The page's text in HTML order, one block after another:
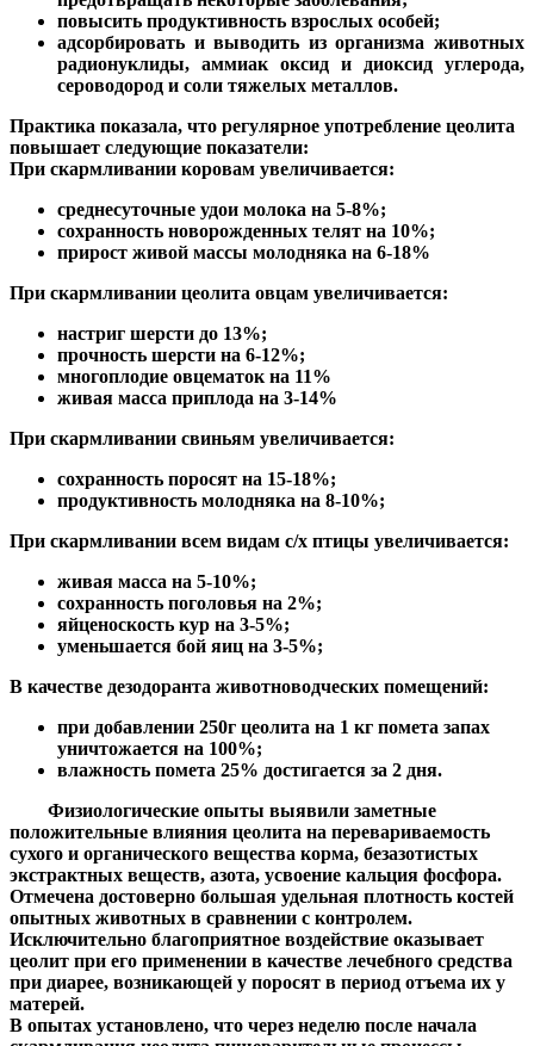
повысить продуктивность взрослых особей;
адсорбировать и выводить из организма животных
радионуклиды, аммиак оксид и диоксид углерода,
сероводород и соли тяжелых металлов.
Практика показала, что регулярное употребление цеолита
повышает следующие показатели:
При скармливании коровам увеличивается:
среднесуточные удои молока на 5-8%;
сохранность новорожденных телят на 10%;
прирост живой массы молодняка на 6-18%
При скармливании цеолита овцам увеличивается:
настриг шерсти до 13%;
прочность шерсти на 6-12%;
многоплодие овцематок на 11%
живая масса приплода на 3-14%
При скармливании свиньям увеличивается:
сохранность поросят на 15-18%;
продуктивность молодняка на 8-10%;
При скармливании всем видам с/х птицы увеличивается:
живая масса на 5-10%;
сохранность поголовья на 2%;
яйценоскость кур на 3-5%;
уменьшается бой яиц на 3-5%;
В качестве дезодоранта животноводческих помещений:
при добавлении 250г цеолита на 1 кг помета запах
уничтожается на 100%;
влажность помета 25% достигается за 2 дня.
Физиологические опыты выявили заметные
положительные влияния цеолита на перевариваемость
сухого и органического вещества корма, безазотистых
экстрактных веществ, азота, усвоение кальция фосфора.
Отмечена достоверно большая удельная плотность костей
опытных животных в сравнении с контролем.
Исключительно благоприятное воздействие оказывает
цеолит при его применении в качестве лечебного средства
при диарее, возникающей у поросят в период отъема их у
матерей.
В опытах установлено, что через неделю после начала